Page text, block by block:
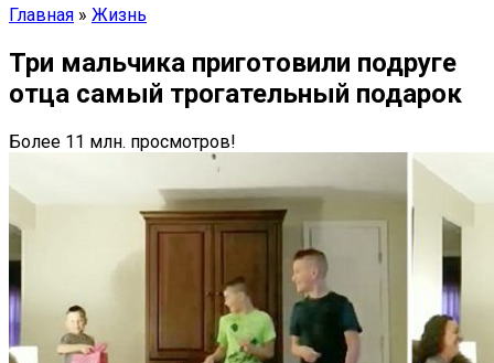
Главная » Жизнь
Три мальчика приготовили подруге
отца самый трогательный подарок
Более 11 млн. просмотров!